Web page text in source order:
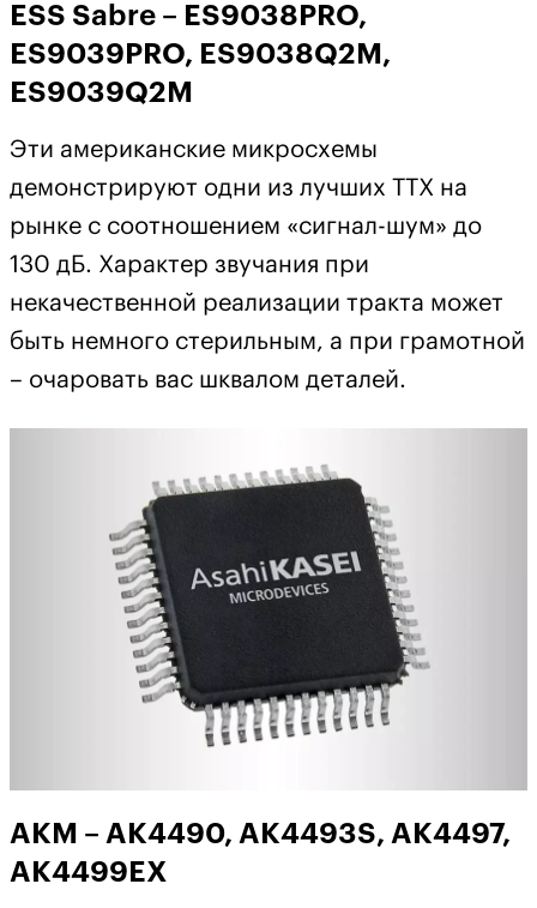
ESS Sabre – ES9038PRO,
ES9039PRO, ES9038Q2M,
ES9039Q2M
Эти американские микросхемы
демонстрируют одни из лучших ТТХ на
рынке с соотношением «сигнал-шум» до
130 дБ. Характер звучания при
некачественной реализации тракта может
быть немного стерильным, а при грамотной
– очаровать вас шквалом деталей.
AKM – AK4490, AK4493S, AK4497,
AK4499EX